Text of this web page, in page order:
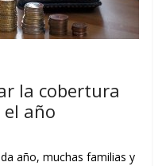
la cobertura
año
año, muchas familias y